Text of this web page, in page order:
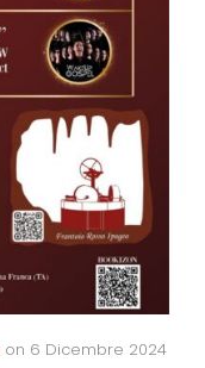
on 6 Dicembre 2024